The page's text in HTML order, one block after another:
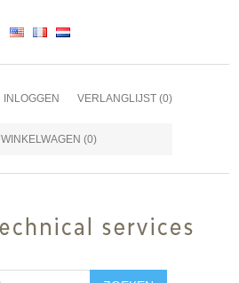
INLOGGEN VERLANGLIJST (0)
WINKELWAGEN (0)